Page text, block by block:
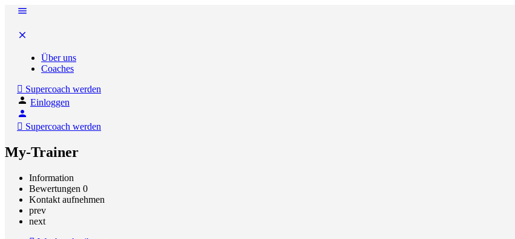
Über uns
Coaches
Supercoach werden
Einloggen
Supercoach werden
My-Trainer
Information
Bewertungen 0
Kontakt aufnehmen
prev
next